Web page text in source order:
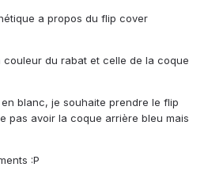
a propos du flip cover
du rabat et celle de la coque
blanc, je souhaite prendre le flip
pas avoir la coque arrière bleu mais
:P